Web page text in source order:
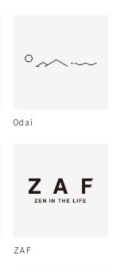
Odai
ZAF